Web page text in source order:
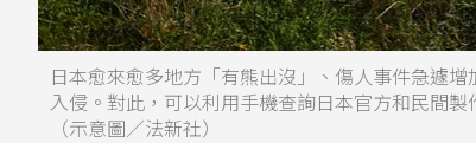
日本愈來愈多地方「有熊出沒」、傷人事件急遽
入侵。對此，可以利用手機查詢日本官方和民間
（示意圖／法新社）